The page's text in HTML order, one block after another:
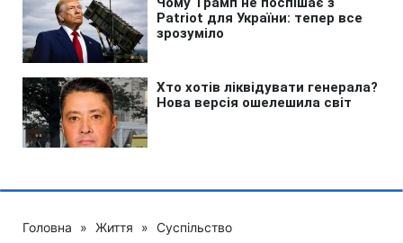
Головна » Життя » Суспільство